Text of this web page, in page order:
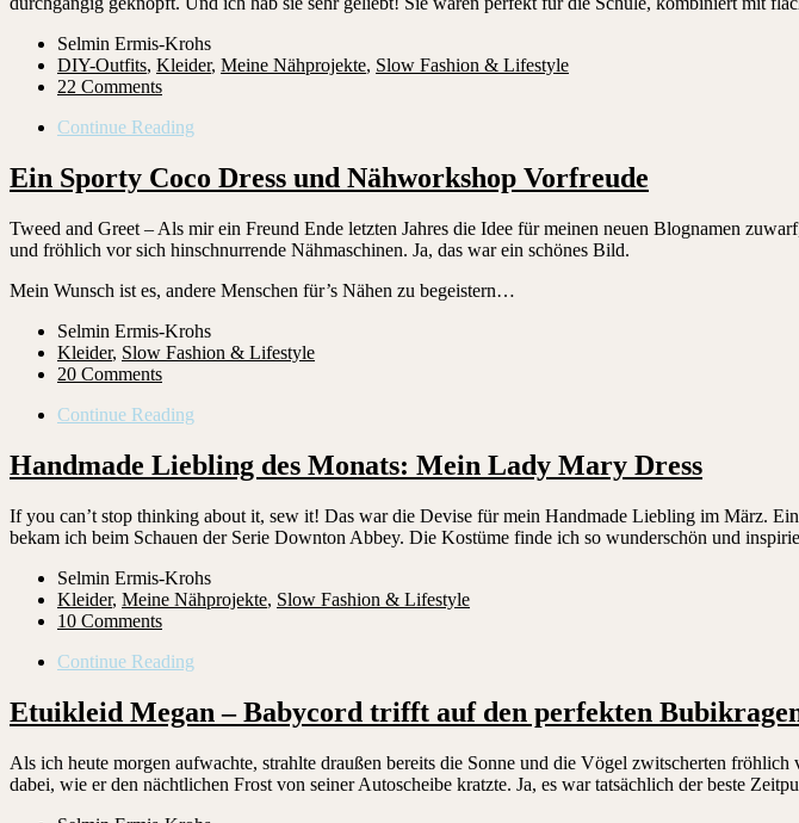
Selmin Ermis-Krohs
DIY-Outfits, Kleider, Meine Nähprojekte, Slow Fashion & Lifestyle
22 Comments
Continue Reading
Ein Sporty Coco Dress und Nähworkshop Vorfreude
Tweed and Greet – Als mir ein Freund Ende letzten Jahres die Idee für meinen neuen Blognamen
und fröhlich vor sich hinschnurrende Nähmaschinen. Ja, das war ein schönes Bild.
Mein Wunsch ist es, andere Menschen für’s Nähen zu begeistern…
Selmin Ermis-Krohs
Kleider, Slow Fashion & Lifestyle
20 Comments
Continue Reading
Handmade Liebling des Monats: Mein Lady Mary Dress
If you can’t stop thinking about it, sew it! Das war die Devise für mein Handmade Liebling im März.
bekam ich beim Schauen der Serie Downton Abbey. Die Kostüme finde ich so wunderschön und
Selmin Ermis-Krohs
Kleider, Meine Nähprojekte, Slow Fashion & Lifestyle
10 Comments
Continue Reading
Etuikleid Megan – Babycord trifft auf den perfekten
Als ich heute morgen aufwachte, strahlte draußen bereits die Sonne und die Vögel zwitscherten
dabei, wie er den nächtlichen Frost von seiner Autoscheibe kratzte. Ja, es war tatsächlich der beste